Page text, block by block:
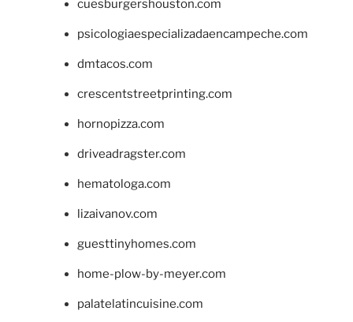
cuesburgershouston.com
psicologiaespecializadaencampeche.com
dmtacos.com
crescentstreetprinting.com
hornopizza.com
driveadragster.com
hematologa.com
lizaivanov.com
guesttinyhomes.com
home-plow-by-meyer.com
palatelatincuisine.com